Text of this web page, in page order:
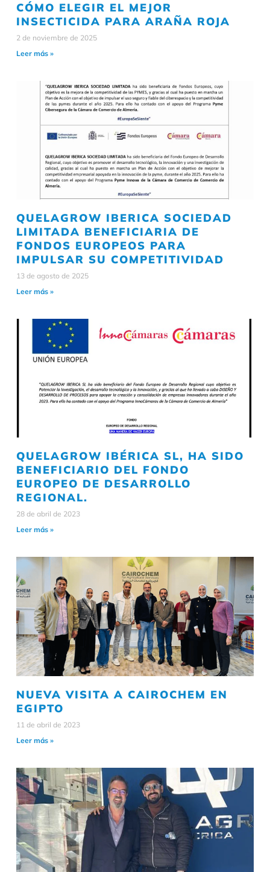
CÓMO ELEGIR EL MEJOR
INSECTICIDA PARA ARAÑA ROJA
2 de noviembre de 2025
Leer más »
QUELAGROW IBERICA SOCIEDAD
LIMITADA BENEFICIARIA DE
FONDOS EUROPEOS PARA
IMPULSAR SU COMPETITIVIDAD
13 de agosto de 2025
Leer más »
QUELAGROW IBÉRICA SL, HA SIDO
BENEFICIARIO DEL FONDO
EUROPEO DE DESARROLLO
REGIONAL.
28 de abril de 2023
Leer más »
NUEVA VISITA A CAIROCHEM EN
EGIPTO
11 de abril de 2023
Leer más »